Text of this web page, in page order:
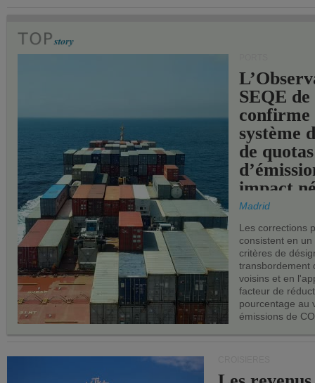
SEQE de
confirme
système
de quotas
impact
les ports
Madrid
Les corrections
consistent en
critères de
transbordement
voisins et en
facteur de
pourcentage au
émissions de